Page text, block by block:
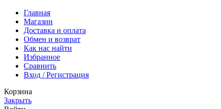
Главная
Магазин
Доставка и оплата
Обмен и возврат
Как нас найти
Избранное
Сравнить
Вход / Регистрация
Корзина
Закрыть